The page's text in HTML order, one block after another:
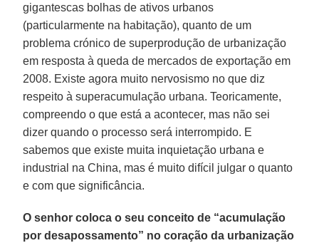
gigantescas bolhas de ativos urbanos
(particularmente na habitação), quanto de um
problema crónico de superprodução de urbanização
em resposta à queda de mercados de exportação em
2008. Existe agora muito nervosismo no que diz
respeito à superacumulação urbana. Teoricamente,
compreendo o que está a acontecer, mas não sei
dizer quando o processo será interrompido. E
sabemos que existe muita inquietação urbana e
industrial na China, mas é muito difícil julgar o quanto
e com que significância.
O senhor coloca o seu conceito de “acumulação
por desapossamento” no coração da urbanização